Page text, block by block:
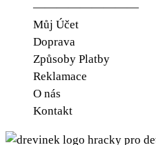
—————————
Můj Účet
Doprava
Způsoby Platby
Reklamace
O nás
Kontakt